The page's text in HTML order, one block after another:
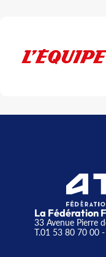
La Fédération
33 Avenue Pierre
T.01 53 80 70 00-